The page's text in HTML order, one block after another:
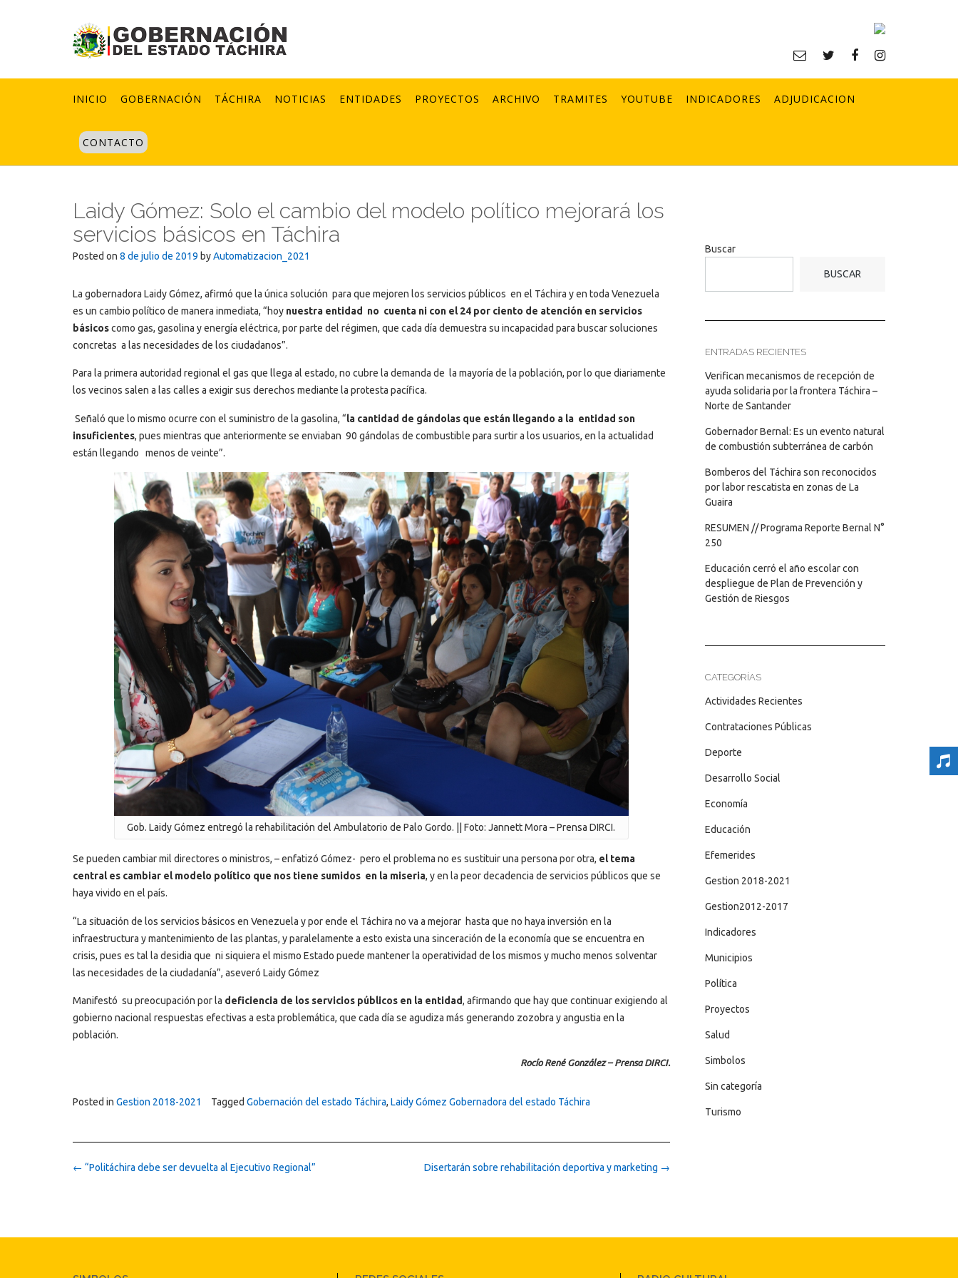
INICIO GOBERNACIÓN TÁCHIRA NOTICIAS ENTIDADES PROYECTOS ARCHIVO TRAMITES YOUTUBE INDICADORES ADJUDICACION
CONTACTO
Laidy Gómez: Solo el cambio del modelo político mejorará los
servicios básicos en Táchira
Posted on 8 de julio de 2019 byAutomatizacion_2021
La gobernadora Laidy Gómez, afirmó que la única solución para que mejoren los servicios públicos en el Táchira y en toda Venezuela
es un cambio político de manera inmediata, “hoy nuestra entidad no cuenta ni con el 24 por ciento de atención en servicios
básicoscomo gas, gasolina y energía eléctrica, por parte del régimen, que cada día demuestra su incapacidad para buscar soluciones
concretas a las necesidades de los ciudadanos”.
Para la primera autoridad regional el gas que llega al estado, no cubre la demanda de la mayoría de la población, por lo que diariamente
los vecinos salen a las calles a exigir sus derechos mediante la protesta pacífica.
Señaló que lo mismo ocurre con el suministro de la gasolina, “la cantidad de gándolas que están llegando a la entidad son
insuficientes, pues mientras que anteriormente se enviaban 90 gándolas de combustible para surtir a los usuarios, en la actualidad
están llegando menos de veinte”.
Gob. Laidy Gómez entregó la rehabilitación del Ambulatorio de Palo Gordo. || Foto: Jannett Mora – Prensa DIRCI.
Se pueden cambiar mil directores o ministros, – enfatizó Gómez- pero el problema no es sustituir una persona por otra, el tema
central es cambiar el modelo político que nos tiene sumidos en la miseria, y en la peor decadencia de servicios públicos que se
haya vivido en el país.
“La situación de los servicios básicos en Venezuela y por ende el Táchira no va a mejorar hasta que no haya inversión en la
infraestructura y mantenimiento de las plantas, y paralelamente a esto exista una sinceración de la economía que se encuentra en
crisis, pues es tal la desidia que ni siquiera el mismo Estado puede mantener la operatividad de los mismos y mucho menos solventar
las necesidades de la ciudadanía”, aseveró Laidy Gómez
Manifestó su preocupación por la deficiencia de los servicios públicos en la entidad, afirmando que hay que continuar exigiendo al
gobierno nacional respuestas efectivas a esta problemática, que cada día se agudiza más generando zozobra y angustia en la
población.
Rocío René González – Prensa DIRCI.
Posted in Gestion 2018-2021 Tagged Gobernación del estado Táchira, Laidy Gómez Gobernadora del estado Táchira
Post
Disertarán sobre rehabilitación deportiva y marketing →
← “Politáchira debe ser devuelta al Ejecutivo Regional”
Buscar
BUSCAR
ENTRADAS RECIENTES
Verifican mecanismos de recepción de
ayuda solidaria por la frontera Táchira –
Norte de Santander
Gobernador Bernal: Es un evento natural
de combustión subterránea de carbón
Bomberos del Táchira son reconocidos
por labor rescatista en zonas de La
Guaira
RESUMEN // Programa Reporte Bernal N°
250
Educación cerró el año escolar con
despliegue de Plan de Prevención y
Gestión de Riesgos
CATEGORÍAS
Actividades Recientes
Contrataciones Públicas
Deporte
Desarrollo Social
Economía
Educación
Efemerides
Gestion 2018-2021
Gestion2012-2017
Indicadores
Municipios
Política
Proyectos
Salud
Simbolos
Sin categoría
Turismo